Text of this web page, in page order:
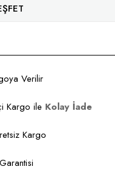
Verilir
Kargo ile Kolay İade
Kargo